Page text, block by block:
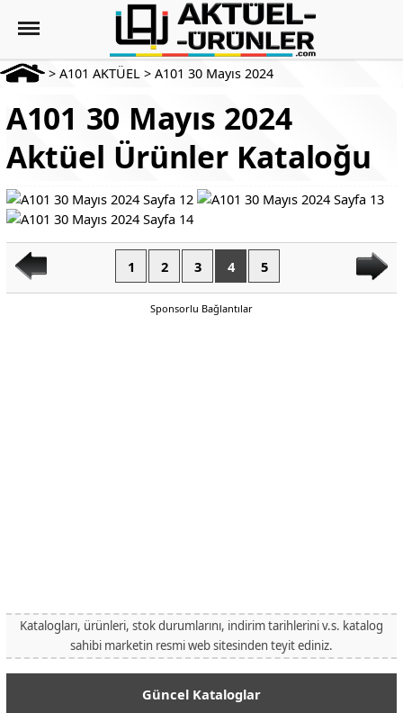
> A101 AKTÜEL > A101 30 Mayıs 2024
A101 30 Mayıs 2024
Aktüel Ürünler Kataloğu
1 2 3 4 5
Sponsorlu Bağlantılar
Katalogları, ürünleri, stok durumlarını, indirim tarihlerini v.s. katalog
sahibi marketin resmi web sitesinden teyit ediniz.
Güncel Kataloglar